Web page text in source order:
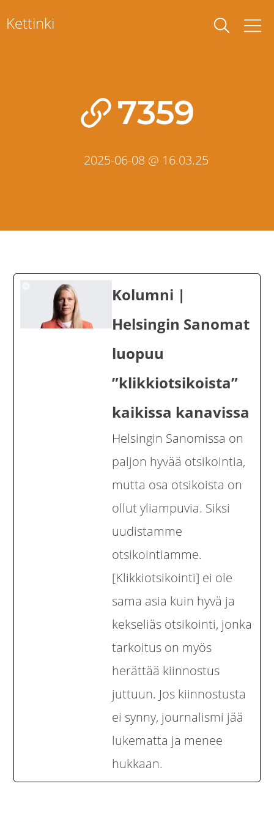
toKettinki
7359
2025-06-08 @ 16.03.25
Kolumni |
Helsingin Sanomat
luopuu
”klikkiotsikoista”
kaikissa kanavissa
Helsingin Sanomissa on
paljon hyvää otsikointia,
mutta osa otsikoista on
ollut yliampuvia. Siksi
uudistamme
otsikointiamme.
[Klikkiotsikointi] ei ole
sama asia kuin hyvä ja
kekseliäs otsikointi, jonka
tarkoitus on myös
herättää kiinnostus
juttuun. Jos kiinnostusta
ei synny, journalismi jää
lukematta ja menee
hukkaan.